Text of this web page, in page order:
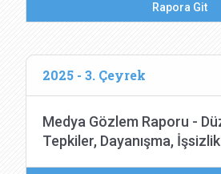
Rapora Git
2025 - 3. Çeyrek
Medya Gözlem Raporu -
Tepkiler, Dayanışma, İşsizlik